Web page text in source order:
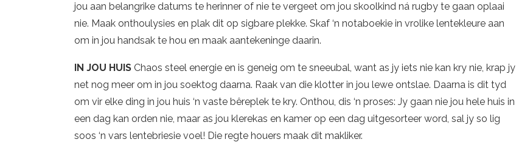
jou aan belangrike datums te herinner of nie te vergeet om jou skoolkind ná rugby te gaan oplaai
nie. Maak onthoulysies en plak dit op sigbare plekke. Skaf ‘n notaboekie in vrolike lentekleure aan
om in jou handsak te hou en maak aantekeninge daarin.
IN JOU HUIS Chaos steel energie en is geneig om te sneeubal, want as jy iets nie kan kry nie, krap jy
net nog meer om in jou soektog daarna. Raak van die klotter in jou lewe ontslae. Daarna is dit tyd
om vir elke ding in jou huis ‘n vaste bêreplek te kry. Onthou, dis ‘n proses: Jy gaan nie jou hele huis in
een dag kan orden nie, maar as jou klerekas en kamer op een dag uitgesorteer word, sal jy so lig
soos ‘n vars lentebriesie voel! Die regte houers maak dit makliker.